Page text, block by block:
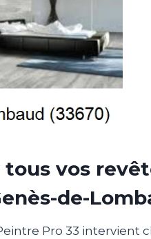
vos
de-
Pro 33 intervient